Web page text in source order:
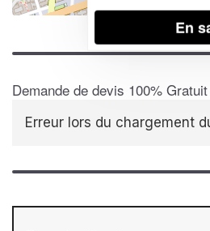
Leaflet| Map data ©
Demande de devis 100% Gratuit
Erreur lors du chargement
En